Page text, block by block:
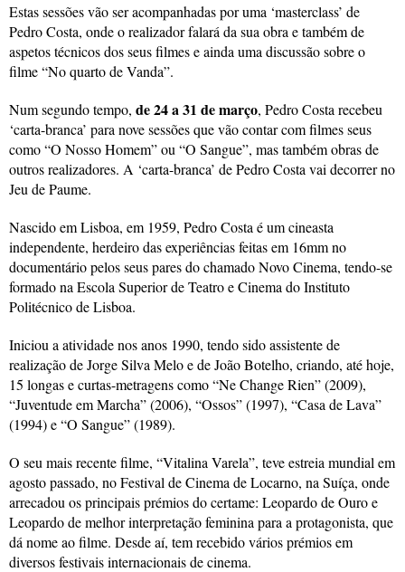
Estas sessões vão ser acompanhadas por uma ‘masterclass’ de
Pedro Costa, onde o realizador falará da sua obra e também de
aspetos técnicos dos seus filmes e ainda uma discussão sobre o
filme “No quarto de Vanda”.
Num segundo tempo, de 24 a 31 de março, Pedro Costa recebeu
‘carta-branca’ para nove sessões que vão contar com filmes seus
como “O Nosso Homem” ou “O Sangue”, mas também obras de
outros realizadores. A ‘carta-branca’ de Pedro Costa vai decorrer no
Jeu de Paume.
Nascido em Lisboa, em 1959, Pedro Costa é um cineasta
independente, herdeiro das experiências feitas em 16mm no
documentário pelos seus pares do chamado Novo Cinema, tendo-se
formado na Escola Superior de Teatro e Cinema do Instituto
Politécnico de Lisboa.
Iniciou a atividade nos anos 1990, tendo sido assistente de
realização de Jorge Silva Melo e de João Botelho, criando, até hoje,
15 longas e curtas-metragens como “Ne Change Rien” (2009),
“Juventude em Marcha” (2006), “Ossos” (1997), “Casa de Lava”
(1994) e “O Sangue” (1989).
O seu mais recente filme, “Vitalina Varela”, teve estreia mundial em
agosto passado, no Festival de Cinema de Locarno, na Suíça, onde
arrecadou os principais prémios do certame: Leopardo de Ouro e
Leopardo de melhor interpretação feminina para a protagonista, que
dá nome ao filme. Desde aí, tem recebido vários prémios em
diversos festivais internacionais de cinema.